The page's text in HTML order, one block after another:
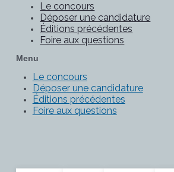
Le concours
Déposer une candidature
Éditions précédentes
Foire aux questions
Menu
Le concours
Déposer une candidature
Éditions précédentes
Foire aux questions